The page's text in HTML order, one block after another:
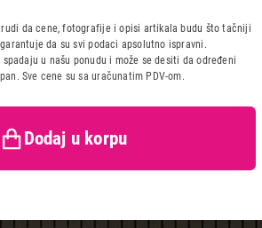
ASPIRATOR
220B
Poljska
kupaca po osnovu zakona o
da cene, fotografije i opisi artikala budu što tačniji
da su svi podaci apsolutno ispravni.
u našu ponudu i može se desiti da određeni
Sve cene su sa uračunatim PDV-om.
Dodaj u korpu
kupovinu